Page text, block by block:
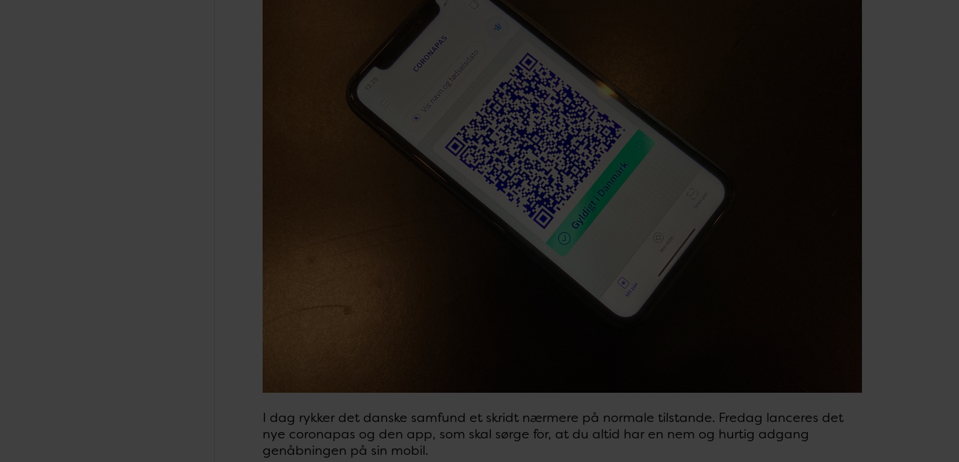
I dag rykker det danske samfund et skridt nærmere på normale tilstande. Fredag lanceres det
nye coronapas og den app, som skal sørge for, at du altid har en nem og hurtig adgang
genåbningen på sin mobil.